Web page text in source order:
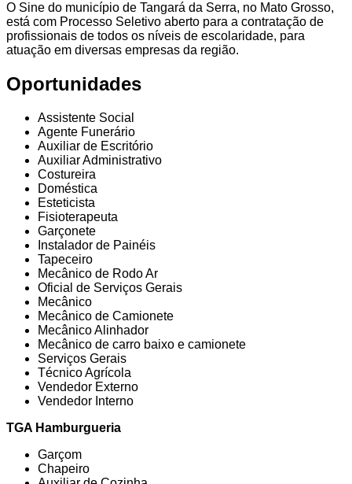
O Sine do município de Tangará da Serra, no Mato Grosso,
está com Processo Seletivo aberto para a contratação de
profissionais de todos os níveis de escolaridade, para
atuação em diversas empresas da região.
Oportunidades
Assistente Social
Agente Funerário
Auxiliar de Escritório
Auxiliar Administrativo
Costureira
Doméstica
Esteticista
Fisioterapeuta
Garçonete
Instalador de Painéis
Tapeceiro
Mecânico de Rodo Ar
Oficial de Serviços Gerais
Mecânico
Mecânico de Camionete
Mecânico Alinhador
Mecânico de carro baixo e camionete
Serviços Gerais
Técnico Agrícola
Vendedor Externo
Vendedor Interno
TGA Hamburgueria
Garçom
Chapeiro